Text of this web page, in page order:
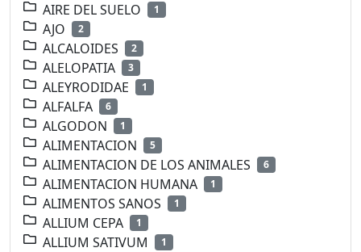
AIRE DEL SUELO 1
AJO 2
ALCALOIDES 2
ALELOPATIA 3
ALEYRODIDAE 1
ALFALFA 6
ALGODON 1
ALIMENTACION 5
ALIMENTACION DE LOS ANIMALES 6
ALIMENTACION HUMANA 1
ALIMENTOS SANOS 1
ALLIUM CEPA 1
ALLIUM SATIVUM 1